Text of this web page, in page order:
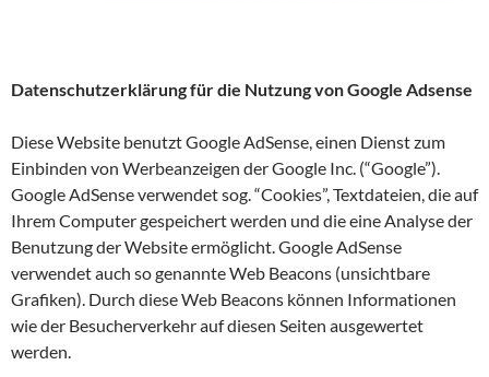
Datenschutzerklärung für die Nutzung von Google Adsense
Diese Website benutzt Google AdSense, einen Dienst zum
Einbinden von Werbeanzeigen der Google Inc. (“Google”).
Google AdSense verwendet sog. “Cookies”, Textdateien, die auf
Ihrem Computer gespeichert werden und die eine Analyse der
Benutzung der Website ermöglicht. Google AdSense
verwendet auch so genannte Web Beacons (unsichtbare
Grafiken). Durch diese Web Beacons können Informationen
wie der Besucherverkehr auf diesen Seiten ausgewertet
werden.